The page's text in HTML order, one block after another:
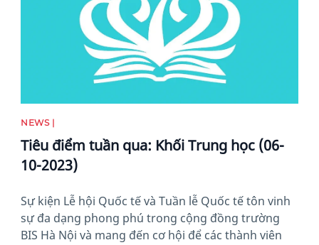
NEWS |
Tiêu điểm tuần qua: Khối Trung học (06-
10-2023)
Sự kiện Lễ hội Quốc tế và Tuần lễ Quốc tế tôn vinh
sự đa dạng phong phú trong cộng đồng trường
BIS Hà Nội và mang đến cơ hội để các thành viên